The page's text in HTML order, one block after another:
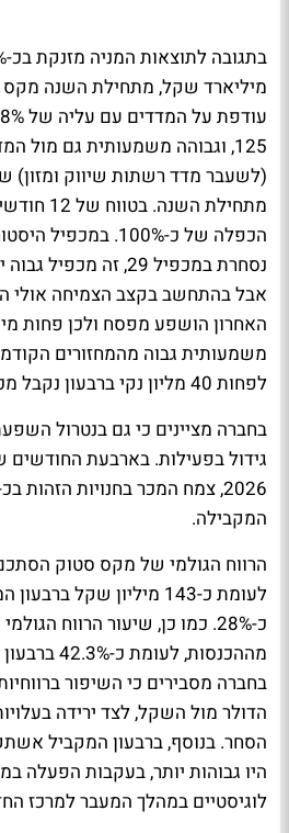
מיליארד שקל, מתחילת השנה
125, וגבוהה משמעותית גם מול
מתחילת
נסחרת במכפיל 29, זה
אבל בהתחשב בקצב הצמיחה אולי
האחרון הושפע מפסח ולכן פחות
משמעותית גבוה מהמחזורים
לפחות 40 מליון נקי ברבעון נקבל מכפיל של כ-25.
בחברה מציינים כי גם בנטרול
המקבילה.
לעומת כ-143 מיליון שקל
בחברה מסבירים כי השיפור
הדולר מול השקל, לצד ירידה
הסחר. בנוסף, ברבעון המקביל
היו גבוהות יותר, בעקבות הפעלה
לוגיסטיים במהלך המעבר למרכז